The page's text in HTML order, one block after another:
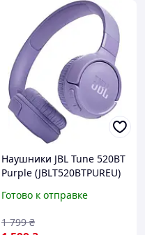
Наушники JBL Tune 520BT
Purple (JBLT520BTPUREU)
Готово к отправке
1 799 ₴